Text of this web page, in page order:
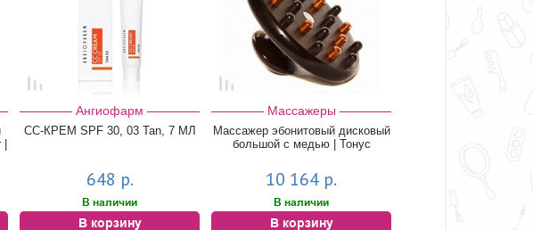
Ангиофарм
CC-КРЕМ SPF 30, 03 Tan, 7 МЛ
648 р.
В наличии
В корзину
Массажеры
Массажер эбонитовый дисковый
большой с медью | Тонус
10 164 р.
В наличии
В корзину